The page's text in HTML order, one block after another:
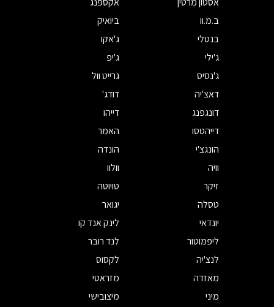
ב.מ.וו
ביואיק
בנטלי
ג'אקו
ג'ילי
ג'יפ
ג'נסיס
גרייט וול
דאצ'יה
דודג'
דונגפנג
דייהו
דייהטסו
האמר
הונגצ'י
הונדה
וויה
וולוו
זיקר
טויוטה
טסלה
יגואר
יונדאי
לינק אנד קו
ליפמוטור
לנד רובר
לנצ'יה
לקסוס
מאזדה
מזראטי
מיני
מיצובישי